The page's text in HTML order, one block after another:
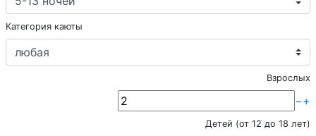
Категория каюты
Взрослых
−+
Детей (от 12 до 18 лет)